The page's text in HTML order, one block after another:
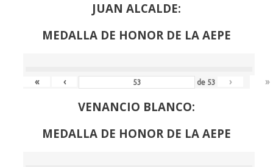
JUAN ALCALDE:
MEDALLA DE HONOR DE LA AEPE
« ‹ de 53 › »
VENANCIO BLANCO:
MEDALLA DE HONOR DE LA AEPE